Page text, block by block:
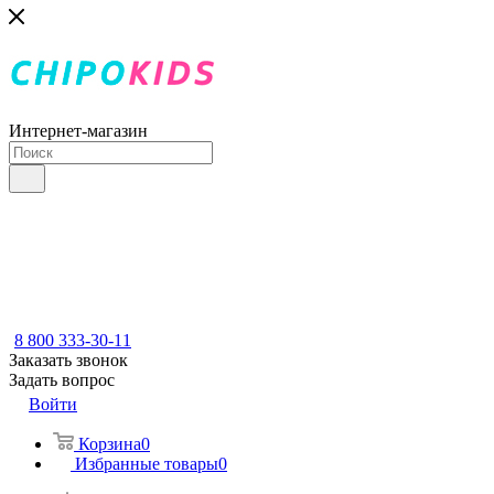
Интернет-магазин
8 800 333-30-11
Заказать звонок
Задать вопрос
Войти
Корзина0
Избранные товары0